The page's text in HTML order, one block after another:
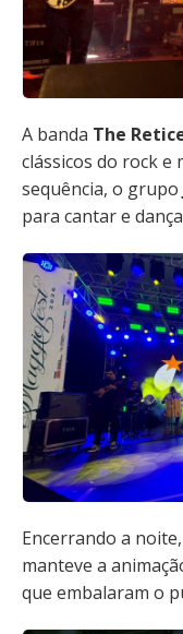
A banda The
clássicos do rock e
sequência, o grupo
para cantar e
Encerrando a
manteve a
que embalaram o